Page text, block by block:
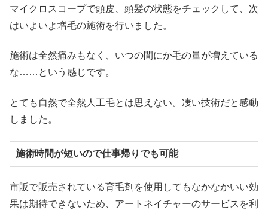
マイクロスコープで頭皮、頭髪の状態をチェックして、次
はいよいよ増毛の施術を行いました。
施術は全然痛みもなく、いつの間にか毛の量が増えている
な……という感じです。
とても自然で全然人工毛とは思えない。凄い技術だと感動
しました。
施術時間が短いので仕事帰りでも可能
市販で販売されている育毛剤を使用してもなかなかいい効
果は期待できないため、アートネイチャーのサービスを利